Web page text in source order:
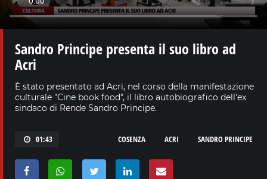
Sandro Principe presenta il suo libro ad
Acri
È stato presentato ad Acri, nel corso della manifestazione
culturale "Cine book food", il libro autobiografico dell'ex
sindaco di Rende Sandro Principe.
01:43 SANDRO PRINCIPE
ACRI
COSENZA